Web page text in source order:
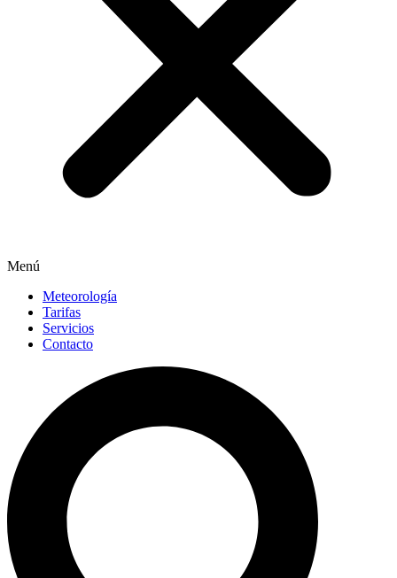
Menú
Meteorología
Tarifas
Servicios
Contacto